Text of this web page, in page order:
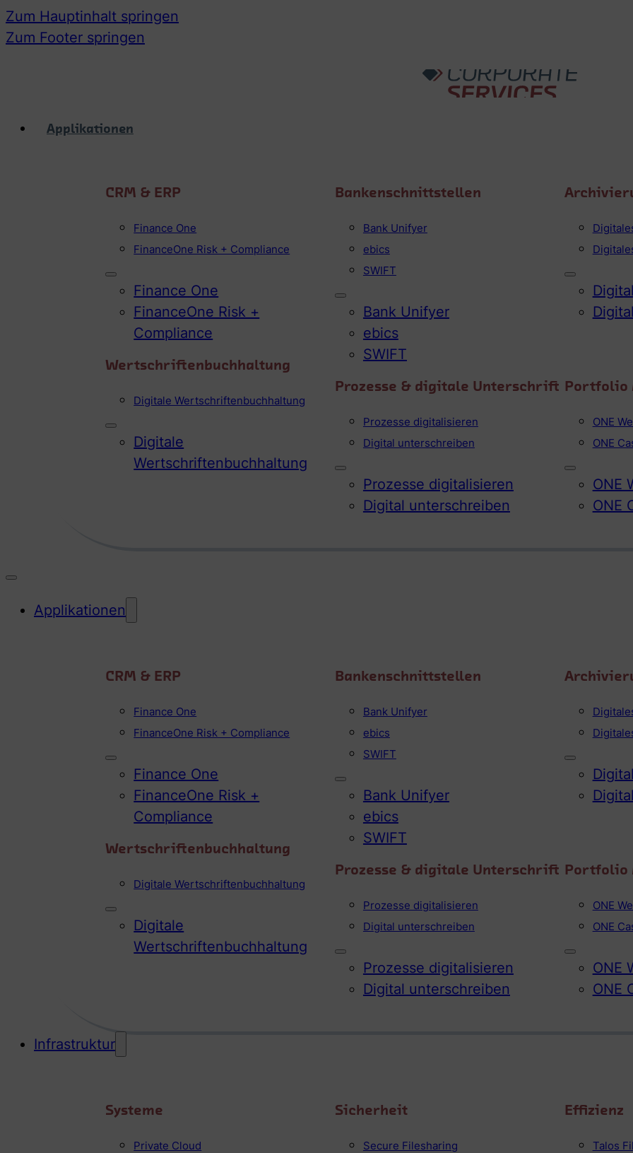
Zum Hauptinhalt springen
Zum Footer springen
Applikationen
CRM & ERP
Finance One
FinanceOne Risk + Compliance
Finance One
FinanceOne Risk +
Compliance
Wertschriftenbuchhaltung
Digitale Wertschriftenbuchhaltung
Digitale
Wertschriftenbuchhaltung
Bankenschnittstellen
Bank Unifyer
ebics
SWIFT
Bank Unifyer
ebics
SWIFT
Prozesse & digitale Unterschrift
Prozesse digitalisieren
Digital unterschreiben
Prozesse digitalisieren
Digital unterschreiben
Portfolio
ONE
ONE
ONE
ONE
Applikationen
CRM & ERP
Finance One
FinanceOne Risk + Compliance
Finance One
FinanceOne Risk +
Compliance
Wertschriftenbuchhaltung
Digitale Wertschriftenbuchhaltung
Digitale
Wertschriftenbuchhaltung
Bankenschnittstellen
Bank Unifyer
ebics
SWIFT
Bank Unifyer
ebics
SWIFT
Prozesse & digitale Unterschrift
Prozesse digitalisieren
Digital unterschreiben
Prozesse digitalisieren
Digital unterschreiben
Portfolio
ONE
ONE
ONE
ONE
Infrastruktur
Systeme
Private Cloud
Sicherheit
Secure Filesharing
Effizienz
Talos